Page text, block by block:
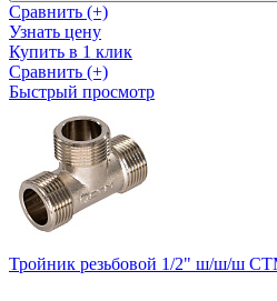
Сравнить (+)
Узнать цену
Купить в 1 клик
Сравнить (+)
Быстрый просмотр
Тройник резьбовой 1/2" ш/ш/ш